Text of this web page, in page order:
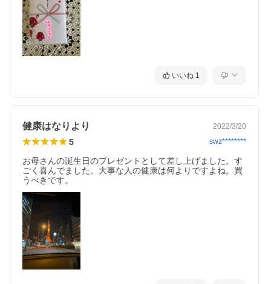
いいね 1
健康はなりより 2022/3/20
5 swz********
お母さんの誕生日のプレゼントとして差し上げました。す
ごく喜んでました。大事な人の健康は何よりですよね。買
うべきです。